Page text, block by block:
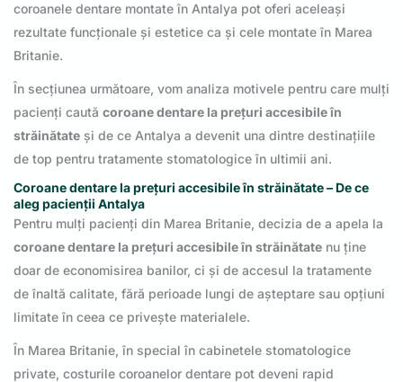
coroanele dentare montate în Antalya pot oferi aceleași
rezultate funcționale și estetice ca și cele montate în Marea
Britanie.
În secțiunea următoare, vom analiza motivele pentru care mulți
pacienți caută coroane dentare la prețuri accesibile în
străinătate și de ce Antalya a devenit una dintre destinațiile
de top pentru tratamente stomatologice în ultimii ani.
Coroane dentare la prețuri accesibile în străinătate – De ce
aleg pacienții Antalya
Pentru mulți pacienți din Marea Britanie, decizia de a apela la
coroane dentare la prețuri accesibile în străinătate nu ține
doar de economisirea banilor, ci și de accesul la tratamente
de înaltă calitate, fără perioade lungi de așteptare sau opțiuni
limitate în ceea ce privește materialele.
În Marea Britanie, în special în cabinetele stomatologice
private, costurile coroanelor dentare pot deveni rapid